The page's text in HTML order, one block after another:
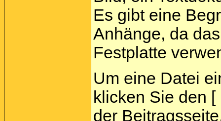
Es gibt eine
Anhänge, da
Festplatte
Um eine Datei
klicken Sie den
der